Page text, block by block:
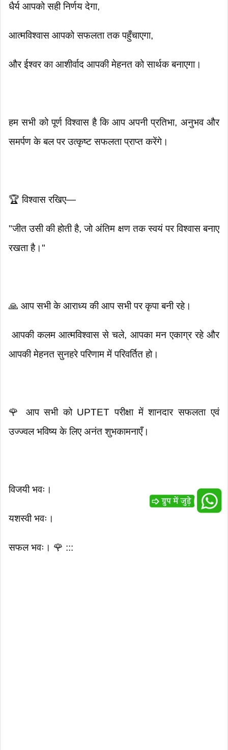
धैर्य आपको सही निर्णय देगा,
आत्मविश्वास आपको सफलता तक पहुँचाएगा,
और ईश्वर का आशीर्वाद आपकी मेहनत को सार्थक बनाएगा।
हम सभी को पूर्ण विश्वास है कि आप अपनी प्रतिभा, अनुभव और
समर्पण के बल पर उत्कृष्ट सफलता प्राप्त करेंगे।
🏆 विश्वास रखिए—
"जीत उसी की होती है, जो अंतिम क्षण तक स्वयं पर विश्वास बनाए
रखता है।"
🙏 आप सभी के आराध्य की आप सभी पर कृपा बनी रहे।
आपकी कलम आत्मविश्वास से चले, आपका मन एकाग्र रहे और
आपकी मेहनत सुनहरे परिणाम में परिवर्तित हो।
🌹 आप सभी को UPTET परीक्षा में शानदार सफलता एवं
उज्ज्वल भविष्य के लिए अनंत शुभकामनाएँ।
विजयी भवः।
यशस्वी भवः।
सफल भवः। 🌹 :::